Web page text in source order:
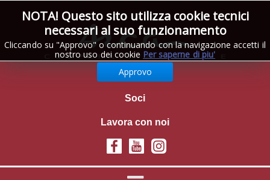
Area riservata
Soci
Lavora con noi
NOTA! Questo sito utilizza cookie tecnici
necessari al suo funzionamento
Cliccando su "Approvo" o continuando con la navigazione accetti il
nostro uso dei cookie Per saperne di piu'
Approvo